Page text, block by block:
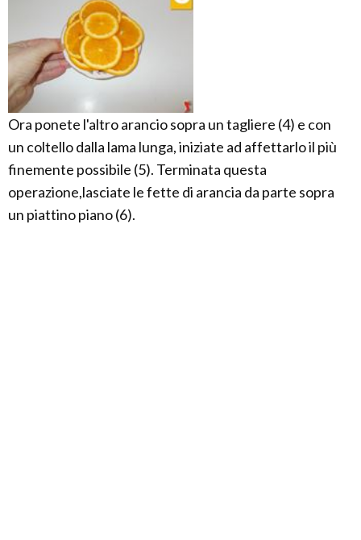
Ora ponete l'altro arancio sopra un tagliere (4) e con
un coltello dalla lama lunga, iniziate ad affettarlo il più
finemente possibile (5). Terminata questa
operazione,lasciate le fette di arancia da parte sopra
un piattino piano (6).